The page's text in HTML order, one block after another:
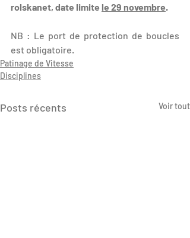
rolskanet, date limite le 29 novembre.
NB : Le port de protection de boucles
est obligatoire.
Patinage de Vitesse
Disciplines
Posts récents Voir tout